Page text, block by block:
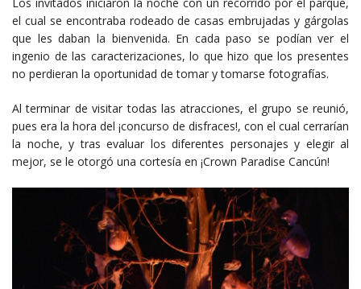
el cual se encontraba rodeado de casas embrujadas y gárgolas
que les daban la bienvenida. En cada paso se podían ver el
ingenio de las caracterizaciones, lo que hizo que los presentes
no perdieran la oportunidad de tomar y tomarse fotografías.
Al terminar de visitar todas las atracciones, el grupo se reunió,
pues era la hora del ¡concurso de disfraces!, con el cual cerrarían
la noche, y tras evaluar los diferentes personajes y elegir al
mejor, se le otorgó una cortesía en ¡Crown Paradise Cancún!